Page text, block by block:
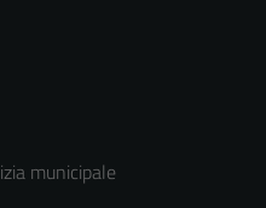
municipale